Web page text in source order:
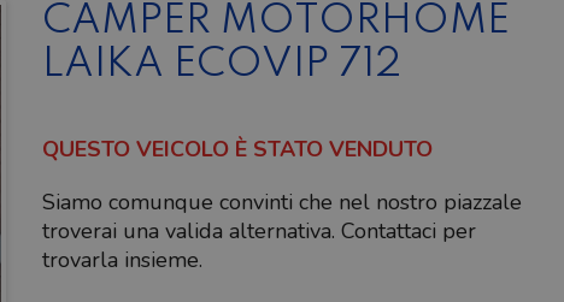
CAMPER MOTORHOME
LAIKA ECOVIP 712
QUESTO VEICOLO È STATO VENDUTO
Siamo comunque convinti che nel nostro piazzale
troverai una valida alternativa. Contattaci per
trovarla insieme.